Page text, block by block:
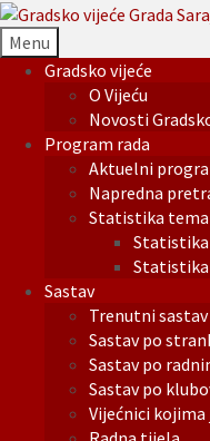
Menu
Gradsko vijeće
O Vijeću
Novosti
Program rada
Aktuelni
Napredna
Statistika tema
Sastav
Trenutni sastav
Sastav po
Sastav po
Sastav po
Vijećnici